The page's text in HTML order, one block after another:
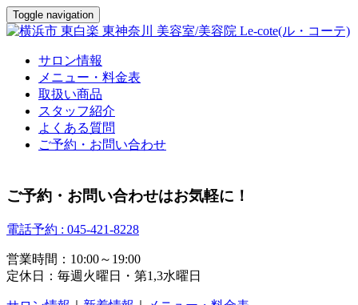
Toggle navigation
サロン情報
メニュー・料金表
取扱い商品
スタッフ紹介
よくある質問
ご予約・お問い合わせ
ご予約・お問い合わせはお気軽に！
電話予約 : 045-421-8228
営業時間：10:00～19:00
定休日：毎週火曜日・第1,3水曜日